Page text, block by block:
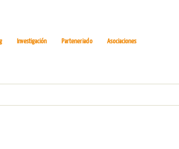
Investigación Parteneriado Asociaciones